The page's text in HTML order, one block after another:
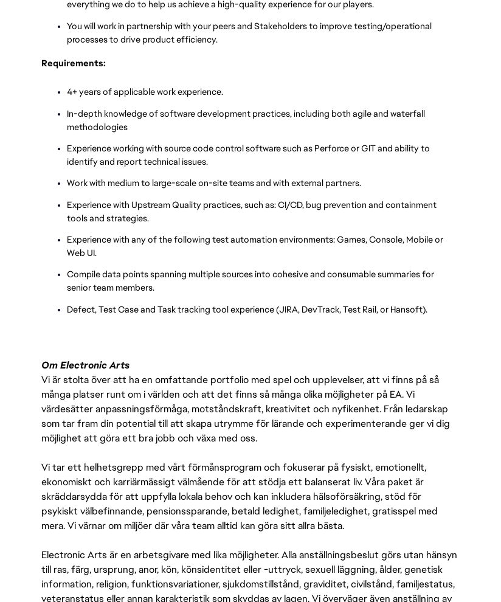
everything we do to help us achieve a high-quality experience for our players.
You will work in partnership with your peers and Stakeholders to improve testing/operational
processes to drive product efficiency.
Requirements:
4+ years of applicable work experience.
In-depth knowledge of software development practices, including both agile and waterfall
methodologies
Experience working with source code control software such as Perforce or GIT and ability to
identify and report technical issues.
Work with medium to large-scale on-site teams and with external partners.
Experience with Upstream Quality practices, such as: CI/CD, bug prevention and containment
tools and strategies.
Experience with any of the following test automation environments: Games, Console, Mobile or
Web UI.
Compile data points spanning multiple sources into cohesive and consumable summaries for
senior team members.
Defect, Test Case and Task tracking tool experience (JIRA, DevTrack, Test Rail, or Hansoft).
Om Electronic Arts
Vi är stolta över att ha en omfattande portfolio med spel och upplevelser, att vi finns på så
många platser runt om i världen och att det finns så många olika möjligheter på EA. Vi
värdesätter anpassningsförmåga, motståndskraft, kreativitet och nyfikenhet. Från ledarskap
som tar fram din potential till att skapa utrymme för lärande och experimenterande ger vi dig
möjlighet att göra ett bra jobb och växa med oss.
Vi tar ett helhetsgrepp med vårt förmånsprogram och fokuserar på fysiskt, emotionellt,
ekonomiskt och karriärmässigt välmående för att stödja ett balanserat liv. Våra paket är
skräddarsydda för att uppfylla lokala behov och kan inkludera hälsoförsäkring, stöd för
psykiskt välbefinnande, pensionssparande, betald ledighet, familjeledighet, gratisspel med
mera. Vi värnar om miljöer där våra team alltid kan göra sitt allra bästa.
Electronic Arts är en arbetsgivare med lika möjligheter. Alla anställningsbeslut görs utan hänsyn
till ras, färg, ursprung, anor, kön, könsidentitet eller -uttryck, sexuell läggning, ålder, genetisk
information, religion, funktionsvariationer, sjukdomstillstånd, graviditet, civilstånd, familjestatus,
veteranstatus eller annan karakteristik som skyddas av lagen. Vi överväger även anställning av